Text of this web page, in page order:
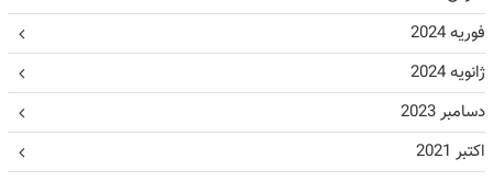
فوریه 2024
ژانویه 2024
دسامبر 2023
اکتبر 2021